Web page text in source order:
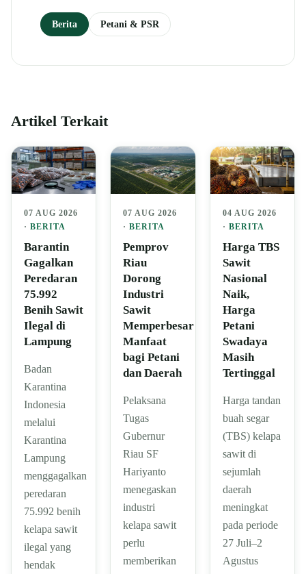
Berita Petani & PSR
Artikel Terkait
07 AUG 2026
· BERITA
Barantin
Gagalkan
Peredaran
75.992
Benih Sawit
Ilegal di
Lampung
Badan
Karantina
Indonesia
melalui
Karantina
Lampung
menggagalkan
peredaran
75.992 benih
kelapa sawit
ilegal yang
hendak
07 AUG 2026
·BERITA
Pemprov
Riau
Dorong
Industri
Sawit
Memperbesar
Manfaat
bagi Petani
dan Daerah
Pelaksana
Tugas
Gubernur
Riau SF
Hariyanto
menegaskan
industri
kelapa sawit
perlu
memberikan
04 AUG 2026
· BERITA
Harga TBS
Sawit
Nasional
Naik,
Harga
Petani
Swadaya
Masih
Tertinggal
Harga tandan
buah segar
(TBS) kelapa
sawit di
sejumlah
daerah
meningkat
pada periode
27 Juli–2
Agustus